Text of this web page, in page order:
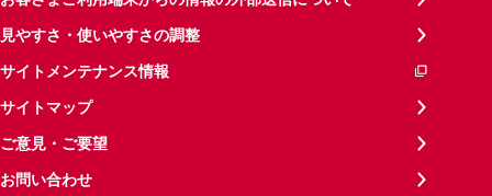
見やすさ・使いやすさの調整
サイトメンテナンス情報
サイトマップ
ご意見・ご要望
お問い合わせ